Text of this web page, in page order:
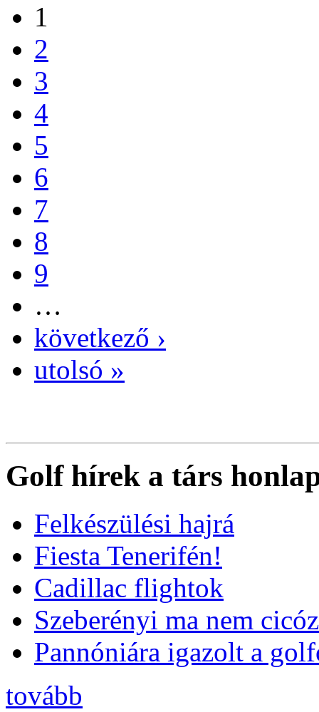
1
2
3
4
5
6
7
8
9
…
következő ›
utolsó »
Golf hírek a társ
Felkészülési hajrá
Fiesta Tenerifén!
Cadillac flightok
Szeberényi ma nem
Pannóniára igazolt a
tovább